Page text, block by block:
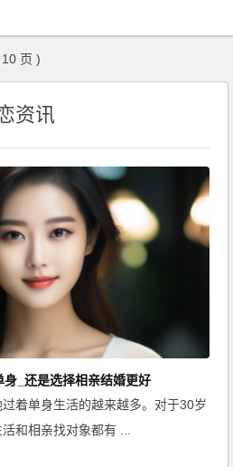
页 )
资讯
_还是选择相亲结婚更好
着单身生活的越来越多。对于30岁
和相亲找对象都有 ...